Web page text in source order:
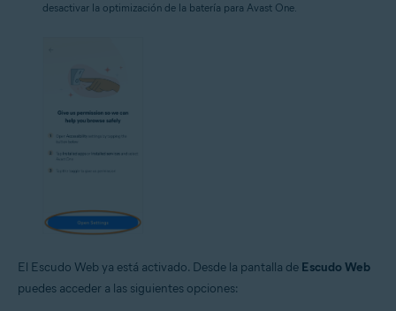
desactivar la optimización de la batería para Avast One.
El Escudo Web ya está activado. Desde la pantalla de Escudo Web
puedes acceder a las siguientes opciones: